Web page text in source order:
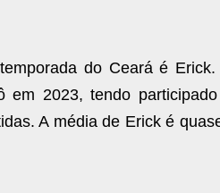
do Ceará é
em 2023, tendo
A média de Erick é